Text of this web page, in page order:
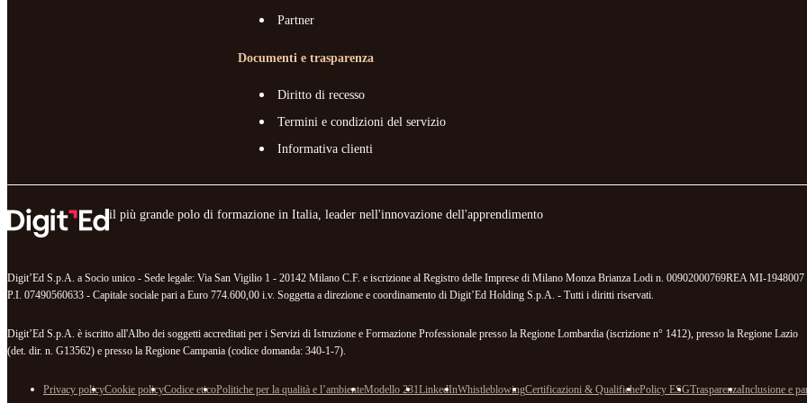
Partner
Documenti e trasparenza
Diritto di recesso
Termini e condizioni del servizio
Informativa clienti
il più grande polo di formazione in Italia, leader nell'innovazione dell'apprendimento
Digit’Ed S.p.A. a Socio unico - Sede legale: Via San Vigilio 1 - 20142 Milano C.F. e iscrizione al Registro delle Imprese di Milano Monza Brianza Lodi n. 00902000769REA MI-1948007
P.I. 07490560633 - Capitale sociale pari a Euro 774.600,00 i.v. Soggetta a direzione e coordinamento di Digit’Ed Holding S.p.A. - Tutti i diritti riservati.
Digit’Ed S.p.A. è iscritto all'Albo dei soggetti accreditati per i Servizi di Istruzione e Formazione Professionale presso la Regione Lombardia (iscrizione n° 1412), presso la Regione Lazio
(det. dir. n. G13562) e presso la Regione Campania (codice domanda: 340-1-7).
Privacy policyCookie policyCodice eticoPolitiche per la qualità e l’ambienteModello 231LinkedInWhistleblowingCertificazioni & QualifichePolicy ESGTrasparenzaInclusione e